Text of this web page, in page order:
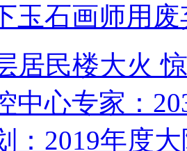
玉石画师用
居民楼大火
中心专家：
：2019年度